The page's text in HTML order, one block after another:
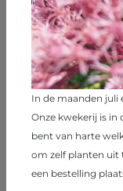
In de maanden juli
Onze kwekerij is in
bent van harte
om zelf planten uit
een bestelling